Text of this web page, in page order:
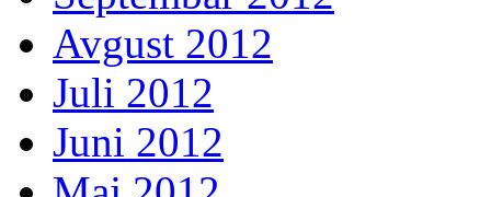
Avgust 2012
Juli 2012
Juni 2012